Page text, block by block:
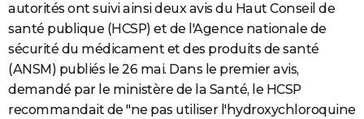
autorités ont suivi ainsi deux avis du Haut Conseil de
santé publique (HCSP) et de l'Agence nationale de
sécurité du médicament et des produits de santé
(ANSM) publiés le 26 mai. Dans le premier avis,
demandé par le ministère de la Santé, le HCSP
recommandait de "ne pas utiliser l'hydroxychloroquine